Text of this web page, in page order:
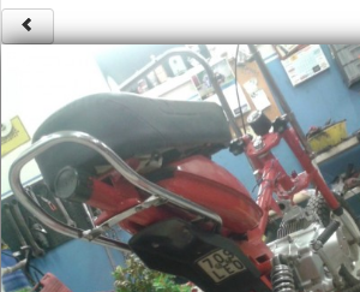
Haku
Säännöt ja ohjeet
Uudet ajoneuvot
Uudet kuvat
Uudet videot
Uudet kommentit
MYYDÄÄN
Haku
Ohjeet
Ajoneuvot